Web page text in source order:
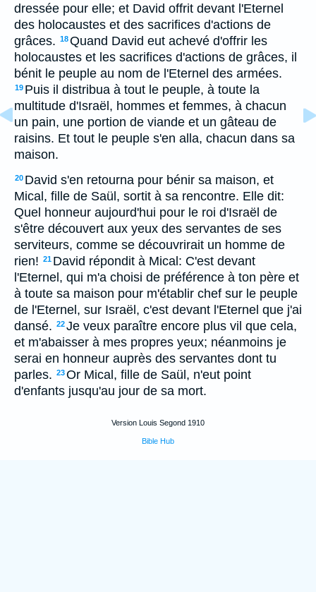
dressée pour elle; et David offrit devant l'Eternel
des holocaustes et des sacrifices d'actions de
grâces. 18Quand David eut achevé d'offrir les
holocaustes et les sacrifices d'actions de grâces, il
bénit le peuple au nom de l'Eternel des armées.
19 Puis il distribua à tout le peuple, à toute la
multitude d'Israël, hommes et femmes, à chacun
un pain, une portion de viande et un gâteau de
raisins. Et tout le peuple s'en alla, chacun dans sa
maison.
20 David s'en retourna pour bénir sa maison, et
Mical, fille de Saül, sortit à sa rencontre. Elle dit:
Quel honneur aujourd'hui pour le roi d'Israël de
s'être découvert aux yeux des servantes de ses
serviteurs, comme se découvrirait un homme de
rien! 21 David répondit à Mical: C'est devant
l'Eternel, qui m'a choisi de préférence à ton père et
à toute sa maison pour m'établir chef sur le peuple
de l'Eternel, sur Israël, c'est devant l'Eternel que j'ai
dansé. 22Je veux paraître encore plus vil que cela,
et m'abaisser à mes propres yeux; néanmoins je
serai en honneur auprès des servantes dont tu
parles. 23Or Mical, fille de Saül, n'eut point
d'enfants jusqu'au jour de sa mort.
Version Louis Segond 1910
Bible Hub